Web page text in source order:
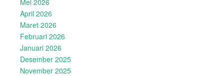
Mei 2026
April 2026
Maret 2026
Februari 2026
Januari 2026
Desember 2025
November 2025